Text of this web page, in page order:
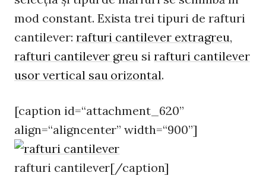
mod constant. Exista trei tipuri de rafturi
cantilever: rafturi cantilever extragreu,
rafturi cantilever greu sirafturi cantilever
usor vertical sau orizontal.
[caption id=“attachment_620”
align=“aligncenter” width=“900”]
rafturi cantilever[/caption]